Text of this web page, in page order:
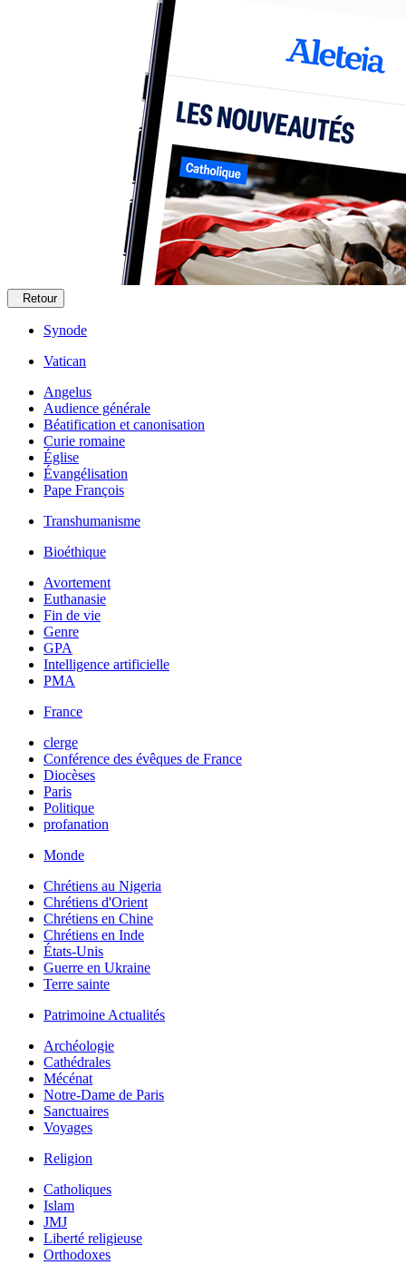
Retour
Synode
Vatican
Angelus
Audience générale
Béatification et canonisation
Curie romaine
Église
Évangélisation
Pape François
Transhumanisme
Bioéthique
Avortement
Euthanasie
Fin de vie
Genre
GPA
Intelligence artificielle
PMA
France
clerge
Conférence des évêques de France
Diocèses
Paris
Politique
profanation
Monde
Chrétiens au Nigeria
Chrétiens d'Orient
Chrétiens en Chine
Chrétiens en Inde
États-Unis
Guerre en Ukraine
Terre sainte
Patrimoine Actualités
Archéologie
Cathédrales
Mécénat
Notre-Dame de Paris
Sanctuaires
Voyages
Religion
Catholiques
Islam
JMJ
Liberté religieuse
Orthodoxes